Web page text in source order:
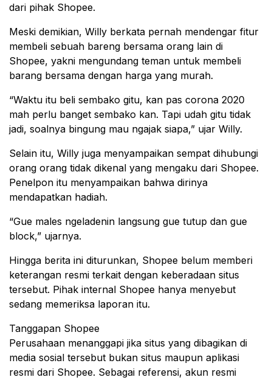
dari pihak Shopee.
Meski demikian, Willy berkata pernah mendengar fitur
membeli sebuah bareng bersama orang lain di
Shopee, yakni mengundang teman untuk membeli
barang bersama dengan harga yang murah.
“Waktu itu beli sembako gitu, kan pas corona 2020
mah perlu banget sembako kan. Tapi udah gitu tidak
jadi, soalnya bingung mau ngajak siapa,” ujar Willy.
Selain itu, Willy juga menyampaikan sempat dihubungi
orang orang tidak dikenal yang mengaku dari Shopee.
Penelpon itu menyampaikan bahwa dirinya
mendapatkan hadiah.
“Gue males ngeladenin langsung gue tutup dan gue
block,” ujarnya.
Hingga berita ini diturunkan, Shopee belum memberi
keterangan resmi terkait dengan keberadaan situs
tersebut. Pihak internal Shopee hanya menyebut
sedang memeriksa laporan itu.
Tanggapan Shopee
Perusahaan menanggapi jika situs yang dibagikan di
media sosial tersebut bukan situs maupun aplikasi
resmi dari Shopee. Sebagai referensi, akun resmi